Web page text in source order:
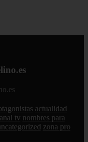
actualidad
tv nombres para
zona pro